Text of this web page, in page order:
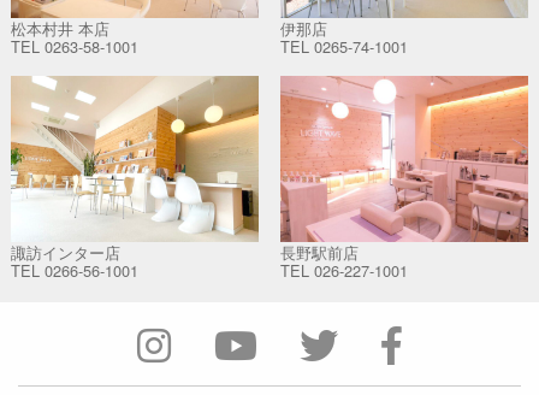
松本村井 本店
TEL 0263-58-1001
伊那店
TEL 0265-74-1001
諏訪インター店
TEL 0266-56-1001
長野駅前店
TEL 026-227-1001